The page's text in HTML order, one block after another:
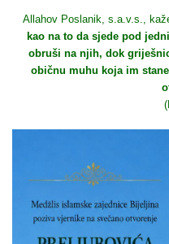
Allahov Poslanik, s.a.v.s.,
kao na to da sjede pod
obruši na njih, dok
običnu muhu koja im